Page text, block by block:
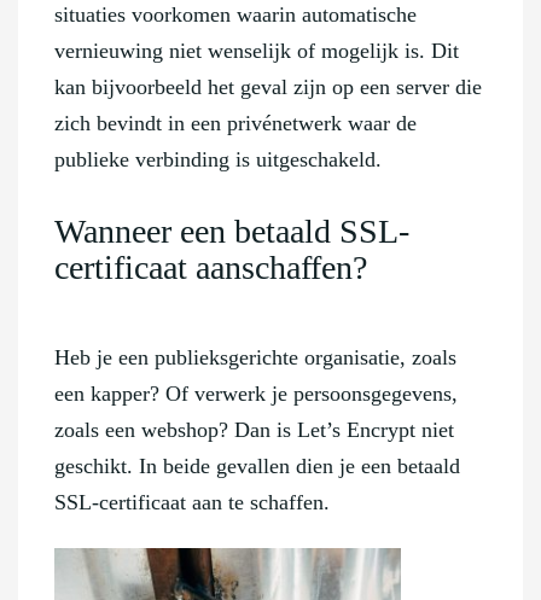
situaties voorkomen waarin automatische
vernieuwing niet wenselijk of mogelijk is. Dit
kan bijvoorbeeld het geval zijn op een server die
zich bevindt in een privénetwerk waar de
publieke verbinding is uitgeschakeld.
Wanneer een betaald SSL-
certificaat aanschaffen?
Heb je een publieksgerichte organisatie, zoals
een kapper? Of verwerk je persoonsgegevens,
zoals een webshop? Dan is Let’s Encrypt niet
geschikt. In beide gevallen dien je een betaald
SSL-certificaat aan te schaffen.